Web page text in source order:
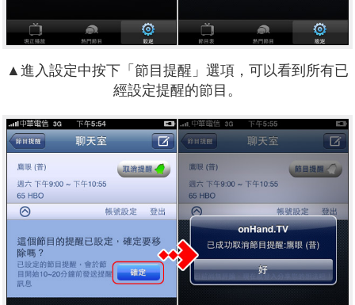
▲進入設定中按下「節目提醒」選項，可以看到所有已
經設定提醒的節目。